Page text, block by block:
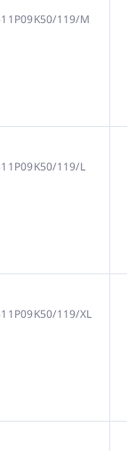
119/M
119/L
119/XL